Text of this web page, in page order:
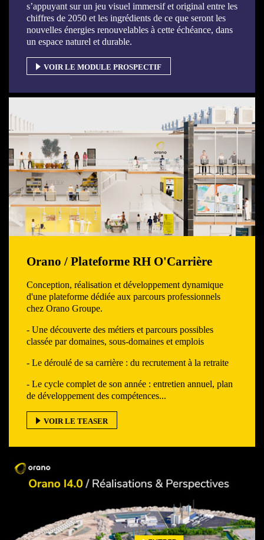
s’appuyant sur un jeu visuel immersif et original entre les
chiffres de 2050 et les ingrédients de ce que seront les
nouvelles énergies renouvelables à cette échéance, dans
un espace naturel et durable.
VOIR LE MODULE PROSPECTIF
Orano / Plateforme RH O'Carrière
Conception, réalisation et développement dynamique
d'une plateforme dédiée aux parcours professionnels
chez Orano Groupe.
- Une découverte des métiers et parcours possibles
classée par domaines, sous-domaines et emplois
- Le déroulé de sa carrière : du recrutement à la retraite
- Le cycle complet de son année : entretien annuel, plan
de développement des compétences...
VOIR LE TEASER